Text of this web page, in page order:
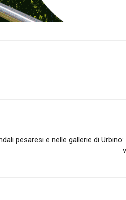
pesaresi e nelle gallerie di